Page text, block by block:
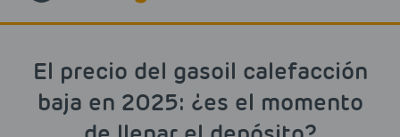
El precio del gasoil calefacción
baja en 2025: ¿es el momento